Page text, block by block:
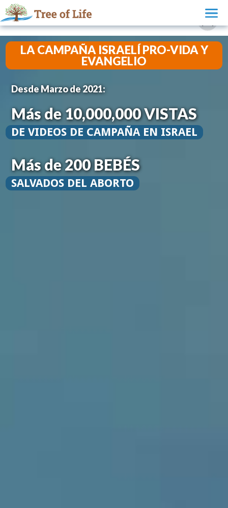
LA CAMPAÑA ISRAELÍ PRO-VIDA Y
EVANGELIO
Desde Marzo de 2021:
Más de 10,000,000 VISTAS
DE VIDEOS DE CAMPAÑA EN ISRAEL
Más de 200 BEBÉS
SALVADOS DEL ABORTO